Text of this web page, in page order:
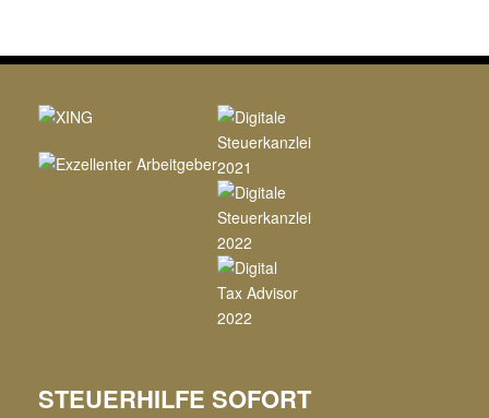
STEUERHILFE SOFORT